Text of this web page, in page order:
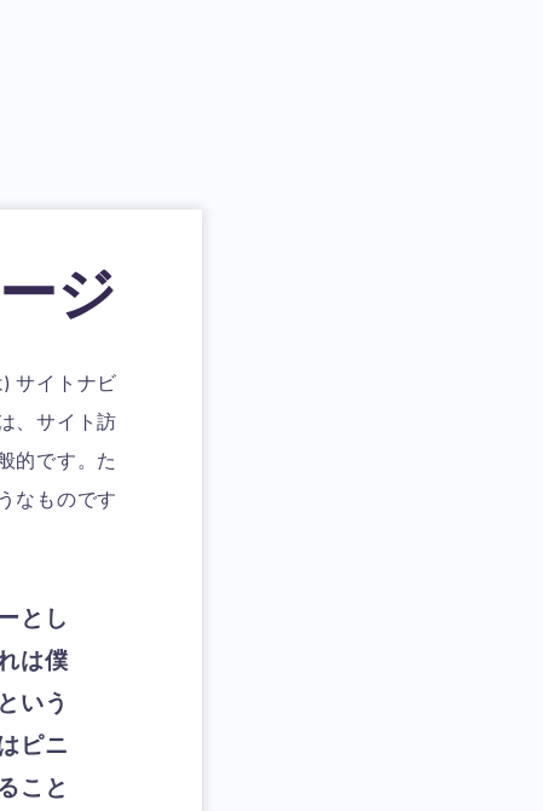
ジ
サイトナビ
、サイト訪
的です。た
ものです。
とし
は僕
いう
ピニ
と。